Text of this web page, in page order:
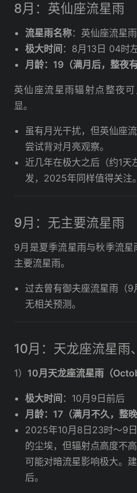
8月：英仙座流星雨
流星雨名称：英仙座流星
极大时间 ：8月13日 04时
月龄：19（满月后，整夜有
英仙座流星雨辐射点整夜
显。
虽有月光干扰，但英仙座
尝试背对月亮观察。
近几年在极大之后（约1天
发，2025年同样值得关注。
9月：无主要流星雨
9月是夏季流星雨与秋季流
主要流星雨。
过去曾有御夫座流星雨（
无相关预测。
10月：天龙座流星雨
1） 10月天龙座流星雨（
极大时间 ：10月9日前后
月龄：17（满月不久，整晚
2025年10月8日23时～9
的尘埃，但辐射点高度不
可能对暗流星影响极大。
后。